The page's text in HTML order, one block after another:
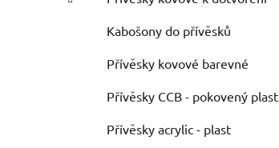
Kabošony do přívěsků
Přívěsky kovové barevné
Přívěsky CCB - pokovený plast
Přívěsky acrylic - plast